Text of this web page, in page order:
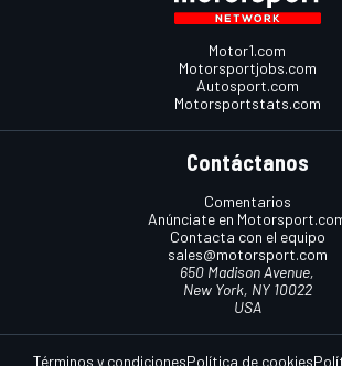
Motor1.com
Motorsportjobs.com
Autosport.com
Motorsportstats.com
Contáctanos
Comentarios
Anúnciate en
Contacta con el equipo
sales@motorsport.com
650 Madison Avenue,
New York, NY 10022
USA
Términos y condicionesPolítica de cookies